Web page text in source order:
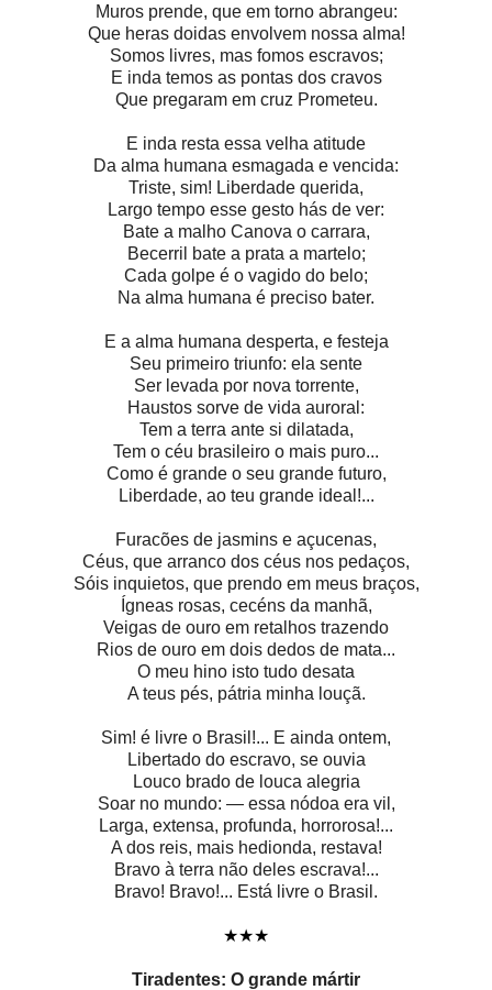
Muros prende, que em torno abrangeu:
Que heras doidas envolvem nossa alma!
Somos livres, mas fomos escravos;
E inda temos as pontas dos cravos
Que pregaram em cruz Prometeu.
E inda resta essa velha atitude
Da alma humana esmagada e vencida:
Triste, sim! Liberdade querida,
Largo tempo esse gesto hás de ver:
Bate a malho Canova o carrara,
Becerril bate a prata a martelo;
Cada golpe é o vagido do belo;
Na alma humana é preciso bater.
E a alma humana desperta, e festeja
Seu primeiro triunfo: ela sente
Ser levada por nova torrente,
Haustos sorve de vida auroral:
Tem a terra ante si dilatada,
Tem o céu brasileiro o mais puro...
Como é grande o seu grande futuro,
Liberdade, ao teu grande ideal!...
Furacões de jasmins e açucenas,
Céus, que arranco dos céus nos pedaços,
Sóis inquietos, que prendo em meus braços,
Ígneas rosas, cecéns da manhã,
Veigas de ouro em retalhos trazendo
Rios de ouro em dois dedos de mata...
O meu hino isto tudo desata
A teus pés, pátria minha louçã.
Sim! é livre o Brasil!... E ainda ontem,
Libertado do escravo, se ouvia
Louco brado de louca alegria
Soar no mundo: — essa nódoa era vil,
Larga, extensa, profunda, horrorosa!...
A dos reis, mais hedionda, restava!
Bravo à terra não deles escrava!...
Bravo! Bravo!... Está livre o Brasil.
★★★
Tiradentes: O grande mártir